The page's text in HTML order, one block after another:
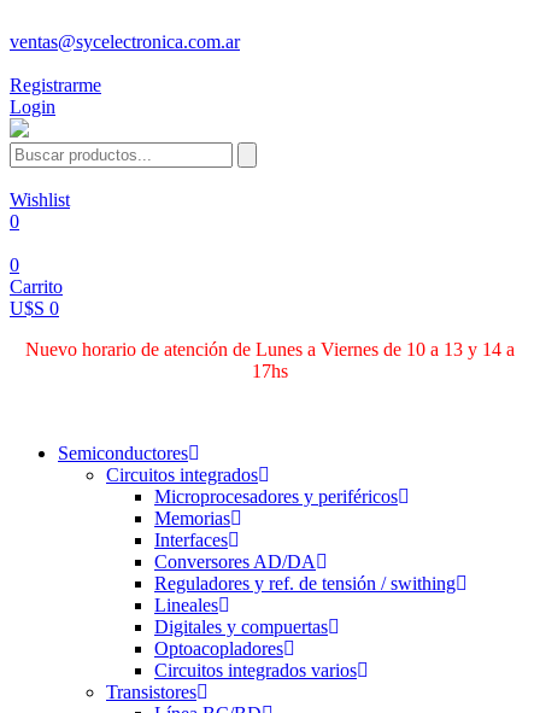
ventas@sycelectronica.com.ar
Registrarme
Login
Wishlist
0
0
Carrito
U$S 0
Nuevo horario de atención de Lunes a Viernes de 10 a 13 y 14 a
17hs
Semiconductores
Circuitos integrados
Microprocesadores y periféricos
Memorias
Interfaces
Conversores AD/DA
Reguladores y ref. de tensión / swithing
Lineales
Digitales y compuertas
Optoacopladores
Circuitos integrados varios
Transistores